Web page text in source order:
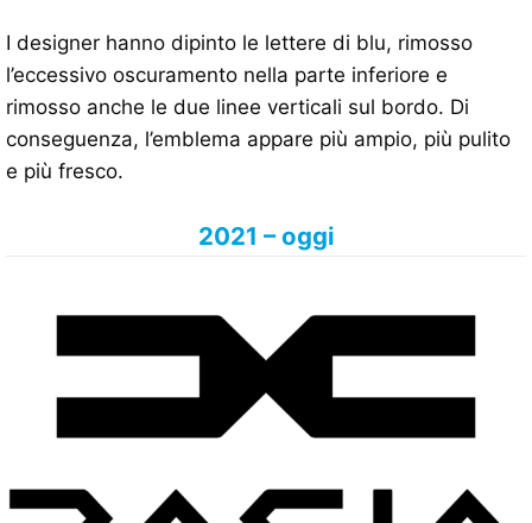
I designer hanno dipinto le lettere di blu, rimosso
l’eccessivo oscuramento nella parte inferiore e
rimosso anche le due linee verticali sul bordo. Di
conseguenza, l’emblema appare più ampio, più pulito
e più fresco.
2021 – oggi